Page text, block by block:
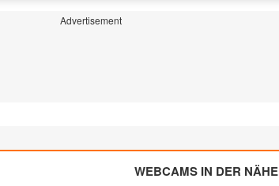
Advertisement
WEBCAMS IN DER NÄHE